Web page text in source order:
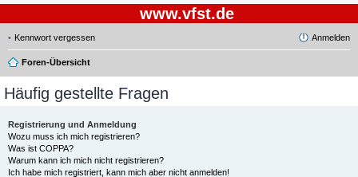
www.vfst.de
Kennwort vergessen Anmelden
Foren-Übersicht
Häufig gestellte Fragen
Registrierung und Anmeldung
Wozu muss ich mich registrieren?
Was ist COPPA?
Warum kann ich mich nicht registrieren?
Ich habe mich registriert, kann mich aber nicht anmelden!